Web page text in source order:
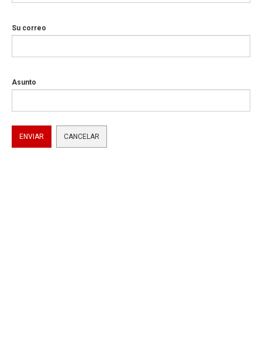
Su correo
Asunto
ENVIAR CANCELAR